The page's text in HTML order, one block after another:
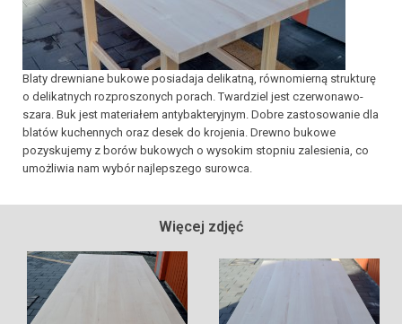
Blaty drewniane bukowe posiadaja delikatną, równomierną strukturę
o delikatnych rozproszonych porach. Twardziel jest czerwonawo-
szara. Buk jest materiałem antybakteryjnym. Dobre zastosowanie dla
blatów kuchennych oraz desek do krojenia. Drewno bukowe
pozyskujemy z borów bukowych o wysokim stopniu zalesienia, co
umożliwia nam wybór najlepszego surowca.
Więcej zdjęć